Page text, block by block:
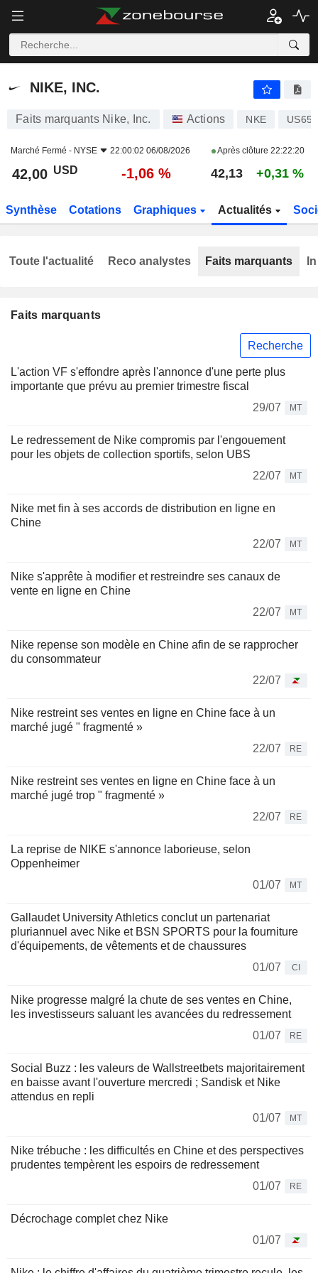
NIKE, INC.
NIKE, INC.
Faits marquants Nike, Inc. Actions NKE
Marché Fermé - NYSE 22:00:02 06/08/2026 Après clôture 22:22:20
42,00 USD -1,06 % 42,13 +0,31 %
Synthèse Cotations Graphiques Actualités
Faits marquants
Recherche
L'action VF s'effondre après l'annonce d'une perte plus
importante que prévu au premier trimestre fiscal
29/07
MT
Le redressement de Nike compromis par l'engouement
pour les objets de collection sportifs, selon UBS
22/07
MT
Nike met fin à ses accords de distribution en ligne en
Chine
22/07
MT
Nike s'apprête à modifier et restreindre ses canaux de
vente en ligne en Chine
22/07
MT
Nike repense son modèle en Chine afin de se rapprocher
du consommateur
22/07
Nike restreint ses ventes en ligne en Chine face à un
marché jugé " fragmenté »
22/07
RE
Nike restreint ses ventes en ligne en Chine face à un
marché jugé trop " fragmenté »
22/07
RE
La reprise de NIKE s'annonce laborieuse, selon
Oppenheimer
01/07
MT
Gallaudet University Athletics conclut un partenariat
pluriannuel avec Nike et BSN SPORTS pour la fourniture
d'équipements, de vêtements et de chaussures
01/07
CI
Nike progresse malgré la chute de ses ventes en Chine,
les investisseurs saluant les avancées du redressement
01/07
RE
Social Buzz : les valeurs de Wallstreetbets majoritairement
en baisse avant l'ouverture mercredi ; Sandisk et Nike
attendus en repli
01/07
MT
Nike trébuche : les difficultés en Chine et des perspectives
prudentes tempèrent les espoirs de redressement
01/07
RE
Décrochage complet chez Nike
01/07
Toute l'actualité Reco analystes Faits marquants